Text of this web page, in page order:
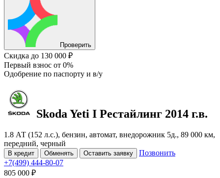
Проверить
Скидка до 130 000 ₽
Первый взнос от 0%
Одобрение по паспорту и в/у
Skoda Yeti I Рестайлинг 2014 г.в.
1.8 АТ (152 л.с.), бензин, автомат, внедорожник 5д., 89 000 км,
передний, черный
В кредит Обменять Оставить заявку
Позвонить
+7(499) 444-80-07
805 000 ₽